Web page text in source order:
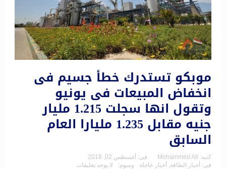
موبكو تستدرك خطأ جسيم فى
انخفاض المبيعات فى يونيو
وتقول انها سجلت 1.215 مليار
جنيه مقابل 1.235 مليارا العام
السابق
كتبه: Mohammed Ali فى: أغسطس 02, 2018
فى: أخبار الطاقة أخبار عاجلة وسوم:
لا يوجد تعليقات